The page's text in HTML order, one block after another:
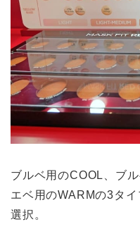
ブルベ用のCOOL、ブ
エベ用のWARMの3タ
選択。